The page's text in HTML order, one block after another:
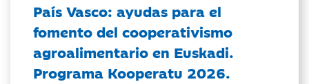
País Vasco: ayudas para el
fomento del cooperativismo
agroalimentario en Euskadi.
Programa Kooperatu 2026.